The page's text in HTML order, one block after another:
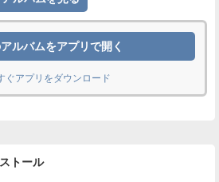
ルバムをアプリで開く
ぐアプリをダウンロード
トール